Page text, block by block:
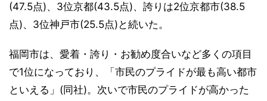
(47.5点)、3位京都(43.5点)、誇りは2位京都市(38.5
点)、3位神戸市(25.5点)と続いた。
福岡市は、愛着・誇り・お勧め度合いなど多くの項目
で1位になっており、「市民のプライドが最も高い都市
といえる」(同社)。次いで市民のプライドが高かった